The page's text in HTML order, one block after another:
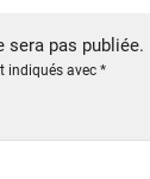
sera pas publiée.
indiqués avec *